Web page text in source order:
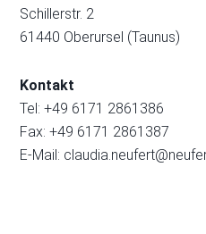
Schillerstr. 2
61440 Oberursel (Taunus)
Kontakt
Tel: +49 6171 2861386
Fax: +49 6171 2861387
E-Mail: